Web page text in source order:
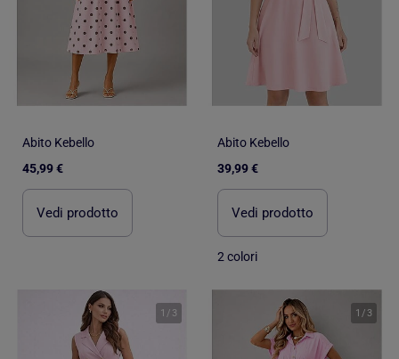
Abito Kebello
45,99 €
Vedi prodotto
Abito Kebello
39,99 €
Vedi prodotto
2 colori
1 / 3 1 /3